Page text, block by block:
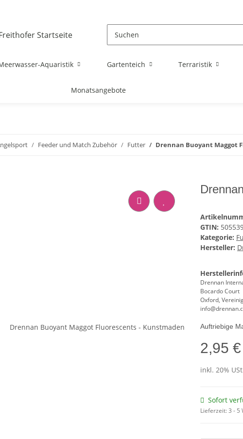
Aquaristik Gartenteich Terraristik
Monatsangebote
Feeder und Match Zubehör Futter Drennan Buoyant Maggot
GTIN:
Kategorie:
Hersteller:
Drennan
Bocardo Court
Oxford,
Auftriebige
2,95 €
inkl. 20%
Sofort
Lieferzeit:3 - 5